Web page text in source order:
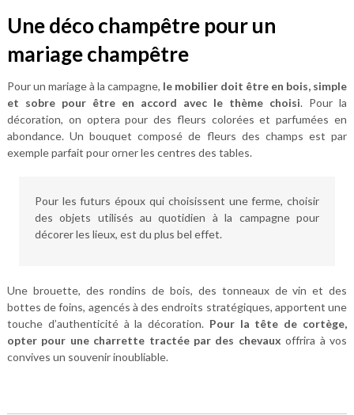
Une déco champêtre pour un
mariage champêtre
Pour un mariage à la campagne, le mobilier doit être en bois, simple
et sobre pour être en accord avec le thème choisi. Pour la
décoration, on optera pour des fleurs colorées et parfumées en
abondance. Un bouquet composé de fleurs des champs est par
exemple parfait pour orner les centres des tables.
Pour les futurs époux qui choisissent une ferme, choisir
des objets utilisés au quotidien à la campagne pour
décorer les lieux, est du plus bel effet.
Une brouette, des rondins de bois, des tonneaux de vin et des
bottes de foins, agencés à des endroits stratégiques, apportent une
touche d’authenticité à la décoration. Pour la tête de cortège,
opter pour une charrette tractée par des chevaux offrira à vos
convives un souvenir inoubliable.